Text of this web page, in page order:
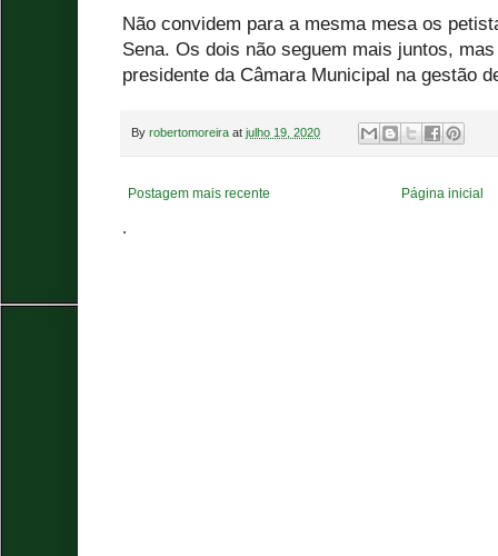
Não convidem para a mesma mesa os
Sena. Os dois não seguem mais juntos,
presidente da Câmara Municipal na gestão
By robertomoreira at julho 19, 2020
Postagem mais recente Página inicial
.